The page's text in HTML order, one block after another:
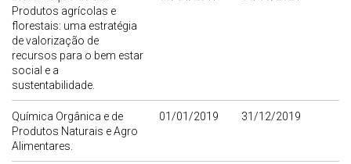
Produtos agrícolas e
florestais: uma estratégia
de valorização de
recursos para o bem estar
social e a
sustentabilidade.
Química Orgânica e de
Produtos Naturais e Agro
Alimentares.
01/01/2019 31/12/2019